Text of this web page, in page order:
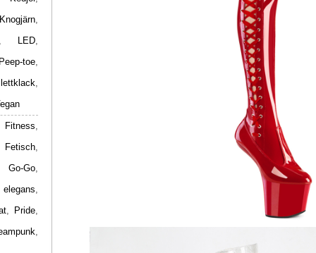
Knogjärn,
LED,
toe,
,
,
Fetisch,
Go-Go,
,
, Pride,
,